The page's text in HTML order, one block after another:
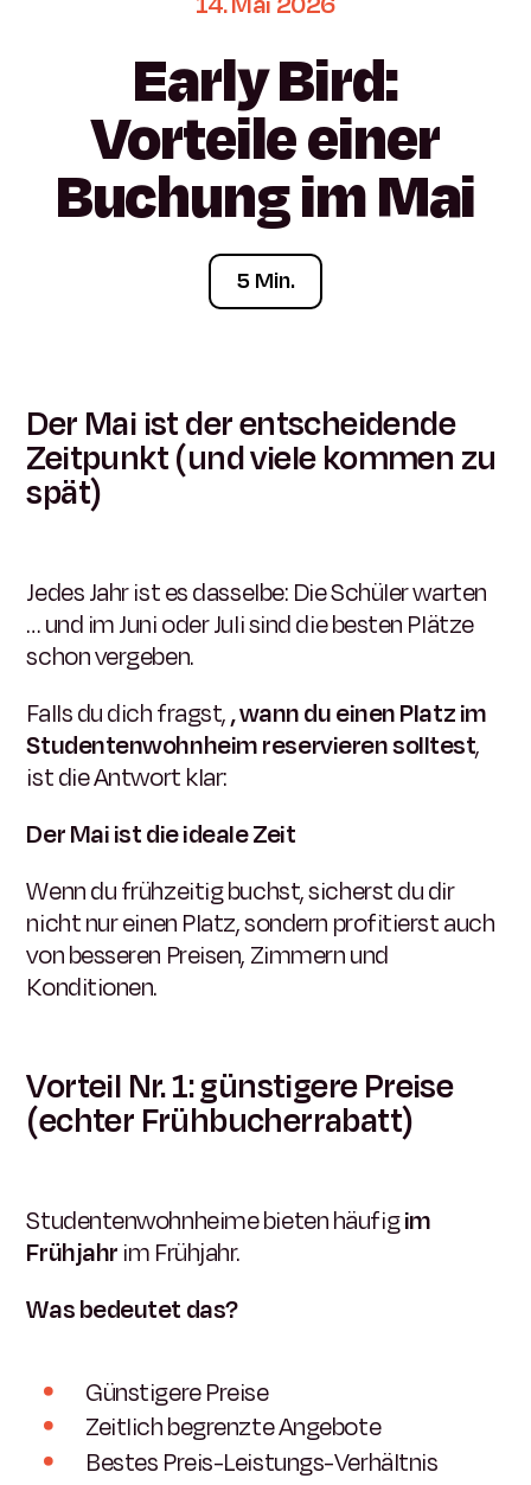
EarlyBird:
Vorteileeiner
BuchungimMai
5 Min.
Der Mai ist der entscheidende
Zeitpunkt (und viele kommen zu
spät)
Jedes Jahr ist es dasselbe: Die Schüler warten
… und im Juni oder Juli sind die besten Plätze
schon vergeben.
Falls du dich fragst,, wann du einen Platz im
Studentenwohnheim reservieren solltest,
ist die Antwort klar:
Der Mai ist die ideale Zeit
Wenn du frühzeitig buchst, sicherst du dir
nicht nur einen Platz, sondern profitierst auch
von besseren Preisen, Zimmern und
Konditionen.
Vorteil Nr. 1: günstigere Preise
(echter Frühbucherrabatt)
Studentenwohnheime bieten häufigim
Frühjahr im Frühjahr.
Was bedeutet das?
Günstigere Preise
Zeitlich begrenzte Angebote
Bestes Preis-Leistungs-Verhältnis